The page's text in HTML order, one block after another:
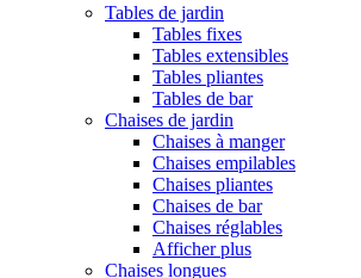
Tables de jardin
Tables fixes
Tables extensibles
Tables pliantes
Tables de bar
Chaises de jardin
Chaises à manger
Chaises empilables
Chaises pliantes
Chaises de bar
Chaises réglables
Afficher plus
Chaises longues